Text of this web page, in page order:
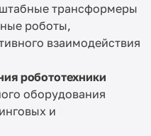
трансформеры
роботы,
взаимодействия
робототехники
оборудования
и